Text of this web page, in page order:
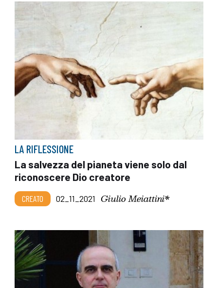
LA RIFLESSIONE
La salvezza del pianeta viene solo dal
riconoscere Dio creatore
CREATO 02_11_2021 Giulio Meiattini*